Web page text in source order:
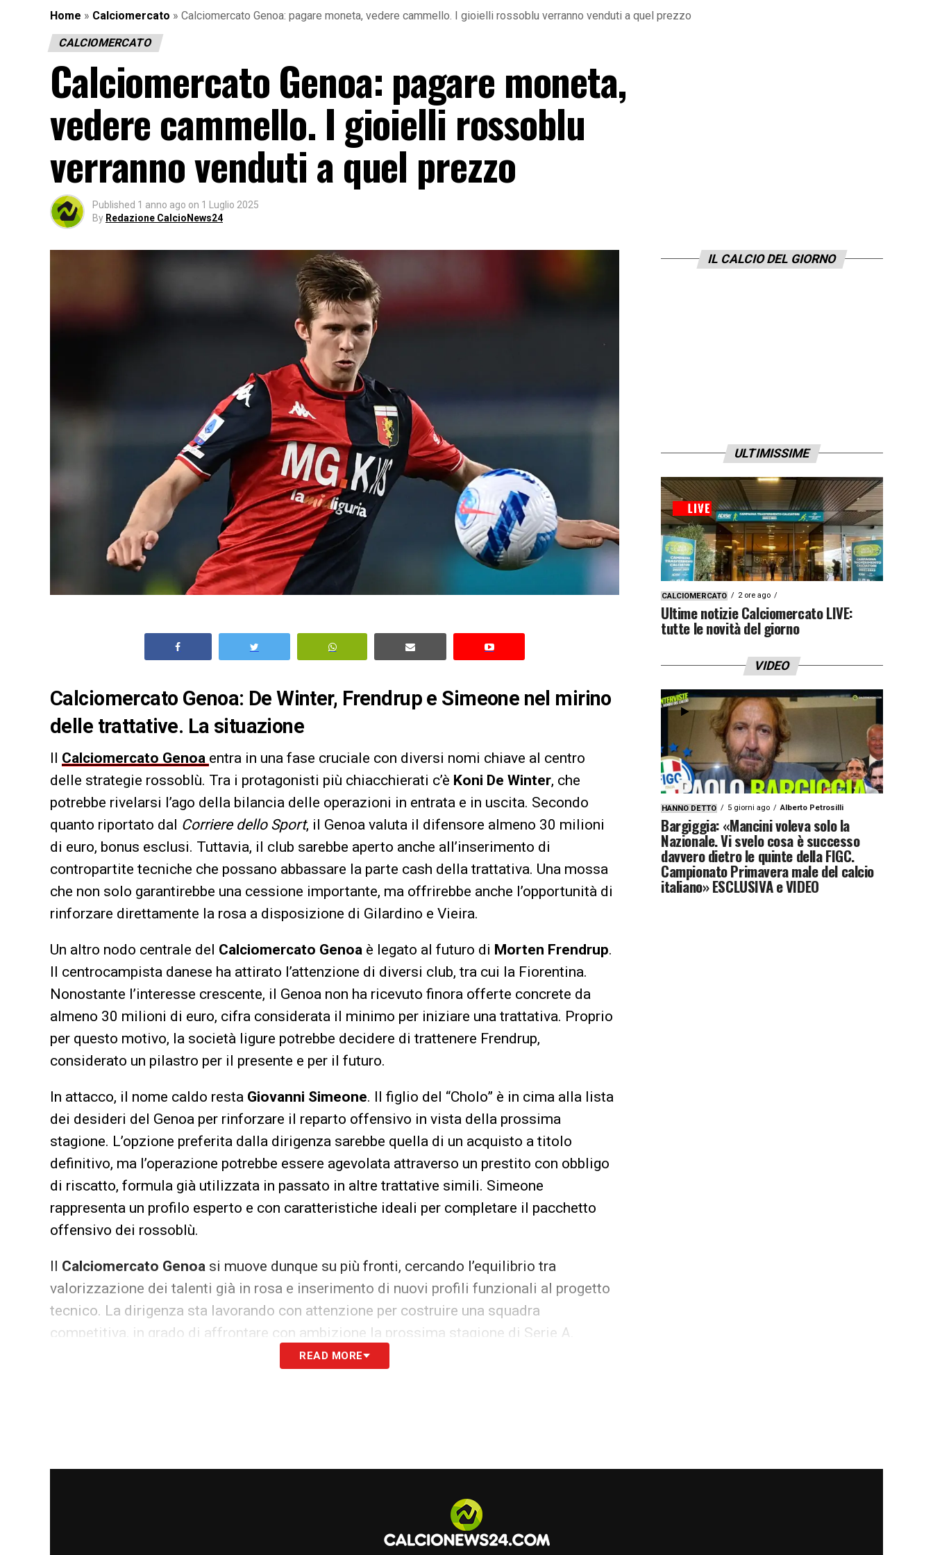
Home » Calciomercato » Calciomercato Genoa: pagare moneta, vedere cammello. I gioielli rossoblu verranno venduti a quel prezzo
CALCIOMERCATO
Calciomercato Genoa: pagare moneta,
vedere cammello. I gioielli rossoblu
verranno venduti a quel prezzo
Published 1 anno ago on 1 Luglio 2025
By Redazione CalcioNews24
Calciomercato Genoa: De Winter, Frendrup e Simeone nel mirino
delle trattative. La situazione
Il Calciomercato Genoa entra in una fase cruciale con diversi nomi chiave al centro
delle strategie rossoblù. Tra i protagonisti più chiacchierati c’è Koni De Winter, che
potrebbe rivelarsi l’ago della bilancia delle operazioni in entrata e in uscita. Secondo
quanto riportato dal Corriere dello Sport, il Genoa valuta il difensore almeno 30 milioni
di euro, bonus esclusi. Tuttavia, il club sarebbe aperto anche all’inserimento di
contropartite tecniche che possano abbassare la parte cash della trattativa. Una mossa
che non solo garantirebbe una cessione importante, ma offrirebbe anche l’opportunità di
rinforzare direttamente la rosa a disposizione di Gilardino e Vieira.
Un altro nodo centrale del Calciomercato Genoa è legato al futuro di Morten Frendrup.
Il centrocampista danese ha attirato l’attenzione di diversi club, tra cui la Fiorentina.
Nonostante l’interesse crescente, il Genoa non ha ricevuto finora offerte concrete da
almeno 30 milioni di euro, cifra considerata il minimo per iniziare una trattativa. Proprio
per questo motivo, la società ligure potrebbe decidere di trattenere Frendrup,
considerato un pilastro per il presente e per il futuro.
In attacco, il nome caldo resta Giovanni Simeone. Il figlio del “Cholo” è in cima alla lista
dei desideri del Genoa per rinforzare il reparto offensivo in vista della prossima
stagione. L’opzione preferita dalla dirigenza sarebbe quella di un acquisto a titolo
definitivo, ma l’operazione potrebbe essere agevolata attraverso un prestito con obbligo
di riscatto, formula già utilizzata in passato in altre trattative simili. Simeone
rappresenta un profilo esperto e con caratteristiche ideali per completare il pacchetto
offensivo dei rossoblù.
Il Calciomercato Genoa si muove dunque su più fronti, cercando l’equilibrio tra
valorizzazione dei talenti già in rosa e inserimento di nuovi profili funzionali al progetto
tecnico. La dirigenza sta lavorando con attenzione per costruire una squadra
competitiva, in grado di affrontare con ambizione la prossima stagione di Serie A.
READ MORE
IL CALCIO DEL GIORNO
ULTIMISSIME
CALCIOMERCATO 2 ore ago
Ultime notizie Calciomercato LIVE:
tutte le novità del giorno
VIDEO
HANNO DETTO 5 giorni ago Alberto Petrosilli
Bargiggia: «Mancini voleva solo la
Nazionale. Vi svelo cosa è successo
davvero dietro le quinte della FIGC.
Campionato Primavera male del calcio
italiano» ESCLUSIVA e VIDEO